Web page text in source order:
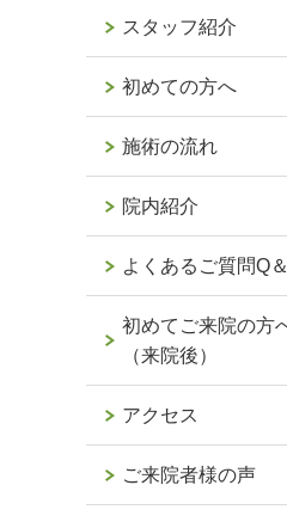
スタッフ紹介
初めての方へ
施術の流れ
院内紹介
よくあるご質問Q
初めてご来院の方
（来院後）
アクセス
ご来院者様の声